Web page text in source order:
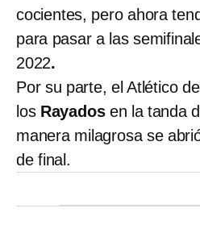
cocientes, pero ahora
para pasar a las
2022.
Por su parte, el Atlético
los Rayados en la tanda
manera milagrosa se
de final.